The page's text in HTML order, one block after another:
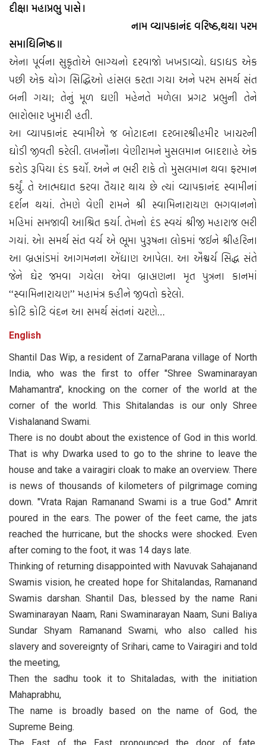
દીક્ષા મહાપ્રભુ પાસે।
નામ વ્યાપકાનંદ વરિષ્ઠ,થયા પરમ
સમાધિનિષ્ઠ॥
એના પૂર્વના સુકૃતોએ ભાગ્યનો દરવાજો ખખડાવ્યો. ધડાધડ એક
પછી એક યોગ સિદ્ધિઓ હાંસલ કરતા ગયા અને પરમ સમર્થ સંત
બની ગયા; તેનું મૂળ ઘણી મહેનતે મળેલા પ્રગટ પ્રભુની તેને
ભારોભાર ખુમારી હતી.
આ વ્યાપકાનંદ સ્વામીએ જ બોટાદના દરબારશ્રીહમીર ખાચરની
ઘોડી જીવતી કરેલી. લખનૌના વેણીરામને મુસલમાન બાદશાહે એક
કરોડ રૂપિયા દંડ કર્યો. અને ન ભરી શકે તો મુસલમાન થવા ફરમાન
કર્યું. તે આત્મઘાત કરવા તૈયાર થાય છે ત્યાં વ્યાપકાનંદ સ્વામીનાં
દર્શન થયાં. તેમણે વેણી રામને શ્રી સ્વામિનારાયણ ભગવાનનો
મહિમાં સમજાવી આશ્રિત કર્યા. તેમનો દંડ સ્વયં શ્રીજી મહારાજ ભરી
ગયાં. એા સમર્થ સંત વર્ય એ ભૂમા પુરૂષના લોકમાં જઈને શ્રીહરિના
આ બ્રહ્માંડમાં આગમનના એંધાણ આપેલા. આ ઐશ્વર્ય સિદ્ધ સંતે
જેને ઘેર જમવા ગયેલા એવા બ્રાહ્મણના મૃત પુત્રના કાનમાં
‘‘સ્વામિનારાયણ’’ મહામંત્ર કહીને જીવતો કરેલો.
કોટિ કોટિ વંદન આ સમર્થ સંતનાં ચરણે…
English
Shantil Das Wip, a resident of ZarnaParana village of North
India, who was the first to offer "Shree Swaminarayan
Mahamantra", knocking on the corner of the world at the
corner of the world. This Shitalandas is our only Shree
Vishalanand Swami.
There is no doubt about the existence of God in this world.
That is why Dwarka used to go to the shrine to leave the
house and take a vairagiri cloak to make an overview. There
is news of thousands of kilometers of pilgrimage coming
down. "Vrata Rajan Ramanand Swami is a true God." Amrit
poured in the ears. The power of the feet came, the jats
reached the hurricane, but the shocks were shocked. Even
after coming to the foot, it was 14 days late.
Thinking of returning disappointed with Navuvak Sahajanand
Swamis vision, he created hope for Shitalandas, Ramanand
Swamis darshan. Shantil Das, blessed by the name Rani
Swaminarayan Naam, Rani Swaminarayan Naam, Suni Baliya
Sundar Shyam Ramanand Swami, who also called his
slavery and sovereignty of Srihari, came to Vairagiri and told
the meeting,
Then the sadhu took it to Shitaladas, with the initiation
Mahaprabhu,
The name is broadly based on the name of God, the
Supreme Being.